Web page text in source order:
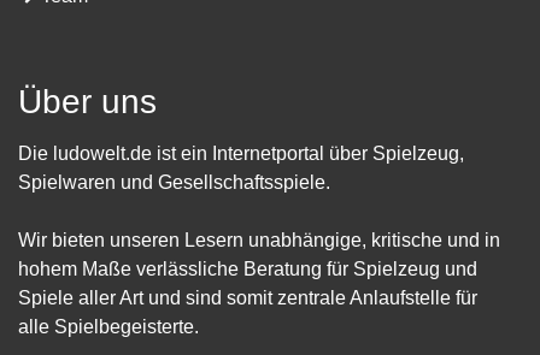
Über uns
Die ludowelt.de ist ein Internetportal über Spielzeug,
Spielwaren und Gesellschaftsspiele.
Wir bieten unseren Lesern unabhängige, kritische und in
hohem Maße verlässliche Beratung für Spielzeug und
Spiele aller Art und sind somit zentrale Anlaufstelle für
alle Spielbegeisterte.